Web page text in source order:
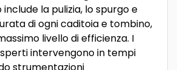
include la pulizia, lo spurgo e
di ogni caditoia e tombino,
livello di efficienza. I
intervengono in tempi